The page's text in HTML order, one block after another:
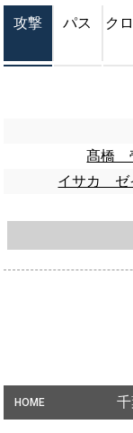
攻撃 パス ク
髙橋
イサカ ゼ
HOME